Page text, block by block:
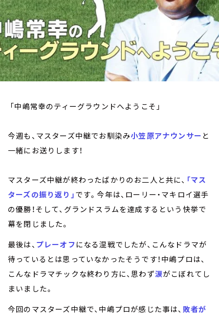
「中嶋常幸のティーグラウンドへようこそ」
今週も、マスターズ中継でお馴染み小笠原アナウンサー と
一緒にお送りします！
マスターズ中継が終わったばかりのお二人と共に、 「マス
ターズの振り返り」です。今年は、ローリー・マキロイ選手
の優勝！そして、グランドスラムを達成するという快挙で
幕を閉じました。
最後は、 プレーオフ になる混戦でしたが、こんなドラマが
待っているとは思っていなかったそうです！中嶋プロは、
こんなドラマチックな終わり方に、思わず涙がこぼれてし
まいました。
今回のマスターズ中継で、中嶋プロが感じた事は、 敗者が